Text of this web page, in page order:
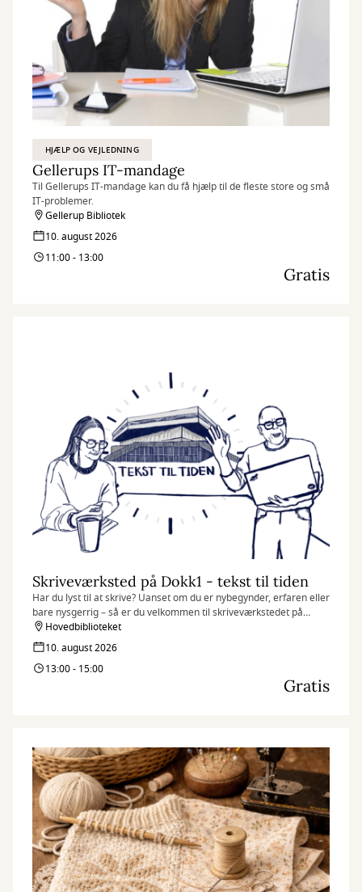
HJÆLP OG VEJLEDNING
Gellerups IT-mandage
Til Gellerups IT-mandage kan du få hjælp til de fleste store og små
IT-problemer.
Gellerup Bibliotek
10. august 2026
11:00 - 13:00
Gratis
Skriveværksted på Dokk1 - tekst til tiden
Har du lyst til at skrive? Uanset om du er nybegynder, erfaren eller
bare nysgerrig – så er du velkommen til skriveværkstedet på
Dokk1. Her handler det ikke om at skrive korrekt, men om at
slippe fantasien løs og finde glæde i sproget.
Hovedbiblioteket
10. august 2026
13:00 - 15:00
Gratis